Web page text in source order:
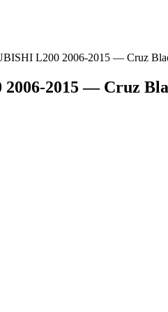
L200 2006-2015 — Cruz
2015 — Cruz